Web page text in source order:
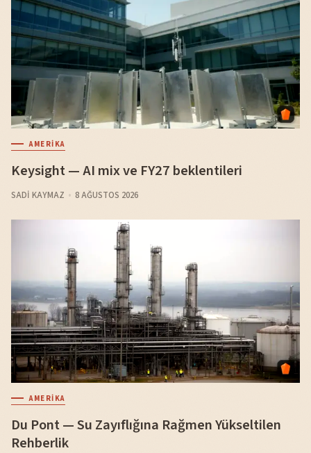
AMERIKA
Keysight — AI mix ve FY27 beklentileri
SADI KAYMAZ 8 AĞUSTOS 2026
AMERIKA
Du Pont — Su Zayıflığına Rağmen Yükseltilen
Rehberlik